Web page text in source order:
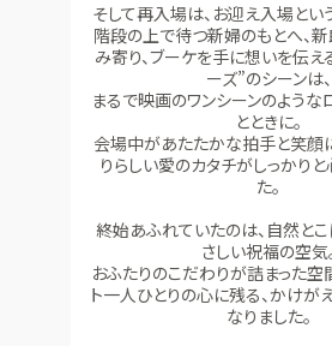
そして再入場は、お迎え入場とい
階段の上で待つ新婦のもとへ、
み寄り、ブーケを手に想いを伝
ーズ”のシーンは、
まるで映画のワンシーンのような
とときに。
会場中があたたかな拍手と笑顔
りらしい愛のカタチがしっかり
た。
終始あふれていたのは、自然と
さしい祝福の空気
おふたりのこだわりが詰まった空
ト一人ひとりの心に残る、かけが
なりました。